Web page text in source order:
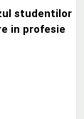
studentilor
in profesie